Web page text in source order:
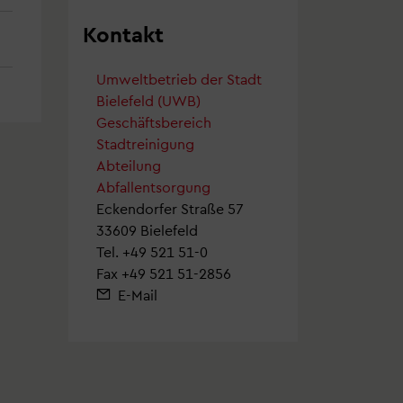
Kontakt
Umweltbetrieb der Stadt
Bielefeld (UWB)
Geschäftsbereich
Stadtreinigung
Abteilung
Abfallentsorgung
Eckendorfer Straße 57
33609 Bielefeld
Tel. +49 521 51-0
Fax +49 521 51-2856
E-Mail